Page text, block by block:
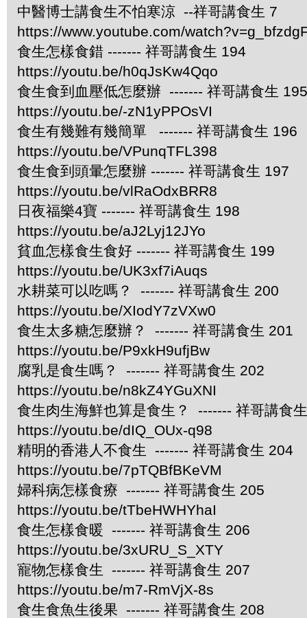
中醫博士講食生不怕寒涼 --祥哥講食生 7
https://www.youtube.com/
食生怎樣食錯 ------- 祥哥講食生 194
https://youtu.be/h0qJsKw4Qqo
食生食到血壓低怎麼辦 ------- 祥哥講食生 195
https://youtu.be/-zN1yPPOsVI
食生有幾難有幾簡單 ------- 祥哥講食生 196
https://youtu.be/VPunqTFL398
食生食到頭暈怎麼辦 ------- 祥哥講食生 197
https://youtu.be/vlRaOdxBRR8
日夜福樂4寶 ------- 祥哥講食生 198
https://youtu.be/aJ2Lyj12JYo
貧血怎樣食生食好 ------- 祥哥講食生 199
https://youtu.be/UK3xf7iAuqs
水耕菜可以吃嗎？ ------- 祥哥講食生 200
https://youtu.be/XIodY7zVXw0
食生太多糖怎麼辦？ ------- 祥哥講食生 201
https://youtu.be/P9xkH9ufjBw
腐乳是食生嗎？ ------- 祥哥講食生 202
https://youtu.be/n8kZ4YGuXNI
食生肉生海鮮也算是食生？ ------- 祥哥講食
https://youtu.be/dIQ_OUx-q98
精明的香港人不食生 ------- 祥哥講食生 204
https://youtu.be/7pTQBfBKeVM
婦科病怎樣食療 ------- 祥哥講食生 205
https://youtu.be/tTbeHWHYhaI
食生怎樣食暖 ------- 祥哥講食生 206
https://youtu.be/3xURU_S_XTY
寵物怎樣食生 ------- 祥哥講食生 207
https://youtu.be/m7-RmVjX-8s
食生食魚生後果 ------- 祥哥講食生 208